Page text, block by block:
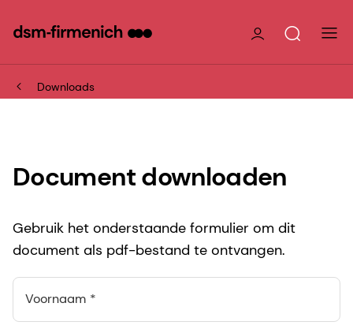
Downloads
Document downloaden
Gebruik het onderstaande formulier om dit
document als pdf-bestand te ontvangen.
Voornaam